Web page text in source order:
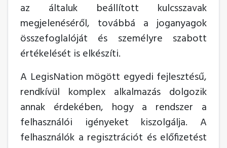
az általuk beállított kulcsszavak
megjelenéséről, továbbá a joganyagok
összefoglalóját és személyre szabott
értékelését is elkészíti.
A LegisNation mögött egyedi fejlesztésű,
rendkívül komplex alkalmazás dolgozik
annak érdekében, hogy a rendszer a
felhasználói igényeket kiszolgálja. A
felhasználók a regisztrációt és előfizetést